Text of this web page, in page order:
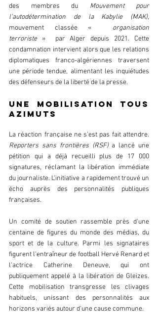
des membres du Mouvement pour
l'autodétermination de la Kabylie (MAK),
mouvement classée «
organisation
terroriste »  par Alger depuis 2021. Cette
condamnation intervient alors que les relations
diplomatiques franco-algériennes traversent
une période tendue, alimentant les inquiétudes
des défenseurs de la liberté de la presse.
Une mobilisation tous
azimuts
Reporters sans frontières (RSF) a lancé une
pétition qui a déjà recueilli plus de 17 000
signatures, réclamant la libération immédiate
du journaliste. L'initiative a rapidement trouvé un
écho auprès des personnalités publiques
françaises.
Un comité de soutien rassemble près d'une
centaine de figures du monde des médias, du
sport et de la culture. Parmi les signataires
figurent l'entraîneur de football Hervé Renard et
l'actrice Catherine Deneuve, qui ont
publiquement appelé à la libération de Gleizes.
Cette mobilisation transgresse les clivages
habituels, unissant des personnalités aux
horizons variés autour d'une cause commune.